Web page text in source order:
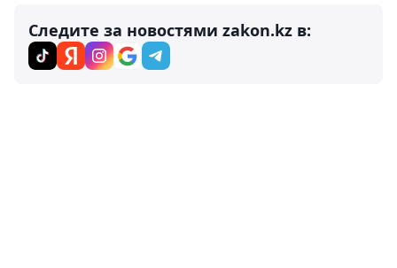
Следите за новостями zakon.kz в: